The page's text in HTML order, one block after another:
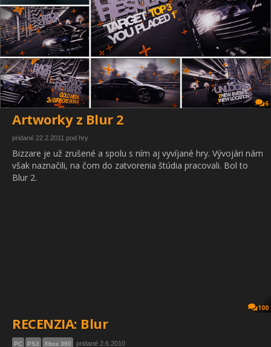
6
Artworky z Blur 2
pridané 22.2.2011 pod hry
Bizzare je už zrušené a spolu s ním aj vyvíjané hry. Vývojári nám
však naznačili, na čom do zatvorenia štúdia pracovali. Bol to
Blur 2.
100
RECENZIA: Blur
PC PS3 Xbox 360 pridané 2.6.2010